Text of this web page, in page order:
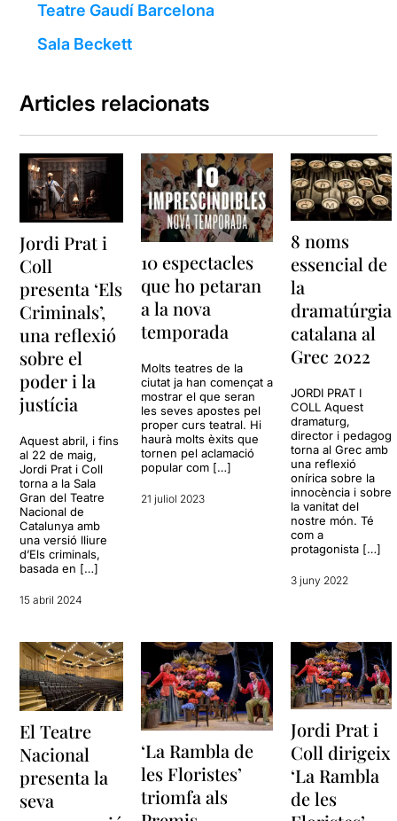
Teatre Gaudí Barcelona
Sala Beckett
Articles relacionats
Jordi Prat i
Coll
presenta ‘Els
Criminals’,
una reflexió
sobre el
poder i la
justícia
Aquest abril, i fins
al 22 de maig,
Jordi Prat i Coll
torna a la Sala
Gran del Teatre
Nacional de
Catalunya amb
una versió lliure
d’Els criminals,
basada en […]
15 abril 2024
10 espectacles
que ho petaran
a la nova
temporada
Molts teatres de la
ciutat ja han començat a
mostrar el que seran
les seves apostes pel
proper curs teatral. Hi
haurà molts èxits que
tornen pel aclamació
popular com […]
21 juliol 2023
8 noms
essencial de
la
dramatúrgia
catalana al
Grec 2022
JORDI PRAT I
COLL Aquest
dramaturg,
director i pedagog
torna al Grec amb
una reflexió
onírica sobre la
innocència i sobre
la vanitat del
nostre món. Té
com a
protagonista […]
3 juny 2022
El Teatre
Nacional
presenta la
seva
‘La Rambla de
les Floristes’
triomfa als
Jordi Prat i
Coll dirigeix
‘La Rambla
de les